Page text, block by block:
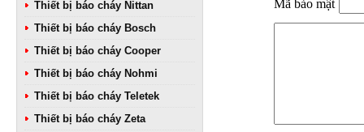
Thiết bị báo cháy Nittan
Thiết bị báo cháy Bosch
Thiết bị báo cháy Cooper
Thiết bị báo cháy Nohmi
Thiết bị báo cháy Teletek
Thiết bị báo cháy Zeta
Mã bảo mật